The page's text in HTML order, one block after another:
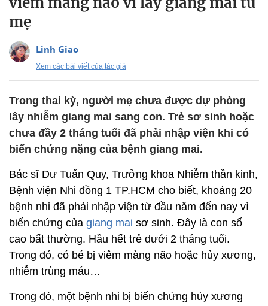
mẹ
Linh Giao
Xem các bài viết của tác giả
Trong thai kỳ, người mẹ chưa được dự phòng
lây nhiễm giang mai sang con. Trẻ sơ sinh hoặc
chưa đầy 2 tháng tuổi đã phải nhập viện khi có
biến chứng nặng của bệnh giang mai.
Bác sĩ Dư Tuấn Quy, Trưởng khoa Nhiễm thần kinh,
Bệnh viện Nhi đồng 1 TP.HCM cho biết, khoảng 20
bệnh nhi đã phải nhập viện từ đầu năm đến nay vì
biến chứng của giang mai sơ sinh. Đây là con số
cao bất thường. Hầu hết trẻ dưới 2 tháng tuổi.
Trong đó, có bé bị viêm màng não hoặc hủy xương,
nhiễm trùng máu…
Trong đó, một bệnh nhi bị biến chứng hủy xương